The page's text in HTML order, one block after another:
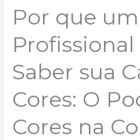
Por que
Profissional
Saber sua
Cores: O
Cores na
na
Construção
de
uma
de